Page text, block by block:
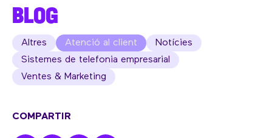
BLOG
Altres Atenció al client
Notícies
Sistemes de telefonia empresarial
Ventes & Marketing
COMPARTIR